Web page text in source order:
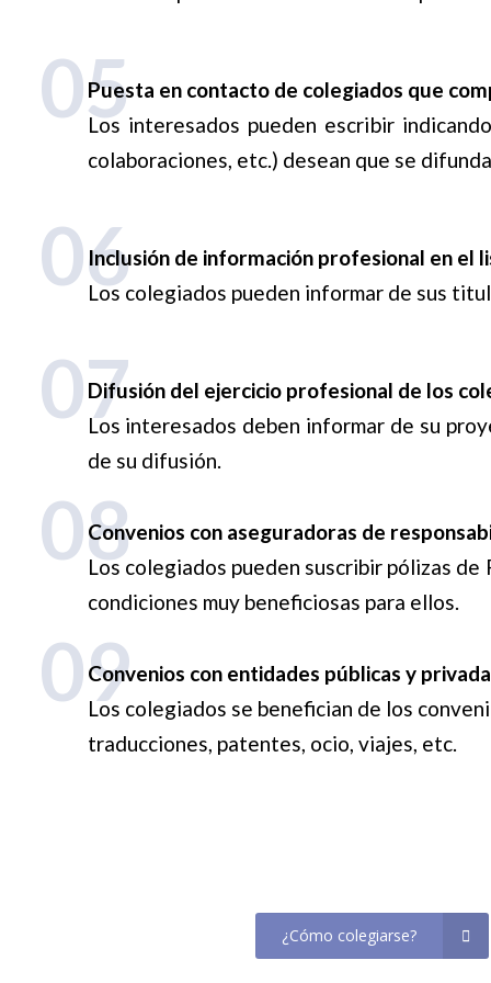
Puesta en contacto de colegiados que
Los interesados pueden escribir
colaboraciones, etc.) desean que se
05
Inclusión de información profesional en el
Los colegiados pueden informar de sus
06
Difusión del ejercicio profesional de los
Los interesados deben informar de su
de su difusión.
07
Convenios con aseguradoras de
Los colegiados pueden suscribir pólizas
condiciones muy beneficiosas para ellos.
08
Convenios con entidades públicas y
Los colegiados se benefician de los
traducciones, patentes, ocio, viajes, etc.
09
¿Cómo colegiarse?